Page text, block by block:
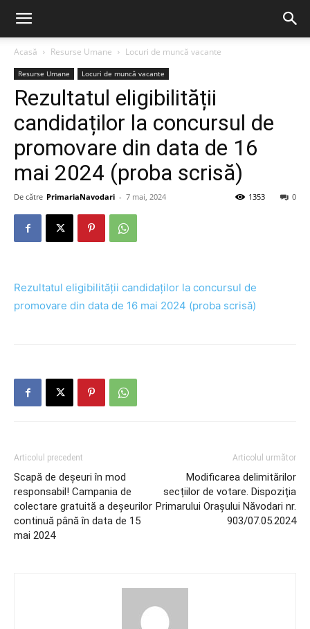
Acasă Resurse Umane Locuri de muncă vacante
Resurse Umane Locuri de muncă vacante
Rezultatul eligibilității
candidaților la concursul de
promovare din data de 16
mai 2024 (proba scrisă)
De către PrimariaNavodari - 7 mai, 2024 0
1353
Rezultatul eligibilității candidaților la concursul de
promovare din data de 16 mai 2024 (proba scrisă)
Articolul precedent
Scapă de deșeuri în mod
responsabil! Campania de
colectare gratuită a deșeurilor
continuă până în data de 15
mai 2024
Articolul următor
Modificarea delimitărilor
secțiilor de votare. Dispoziția
Primarului Orașului Năvodari nr.
903/07.05.2024